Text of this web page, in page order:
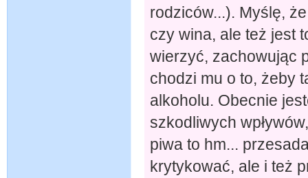
rodziców...). Myślę,
czy wina, ale też jest
wierzyć, zachowując
chodzi mu o to, żeby
alkoholu. Obecnie
szkodliwych
piwa to hm...
krytykować, ale i też